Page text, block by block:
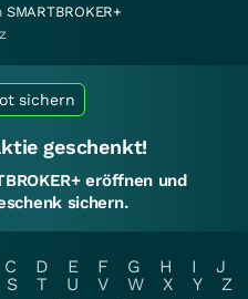
SMARTBROKER+
sichern
geschenkt!
eröffnen und
sichern.
C D E F G H I
J
S T U V W X Y
Z